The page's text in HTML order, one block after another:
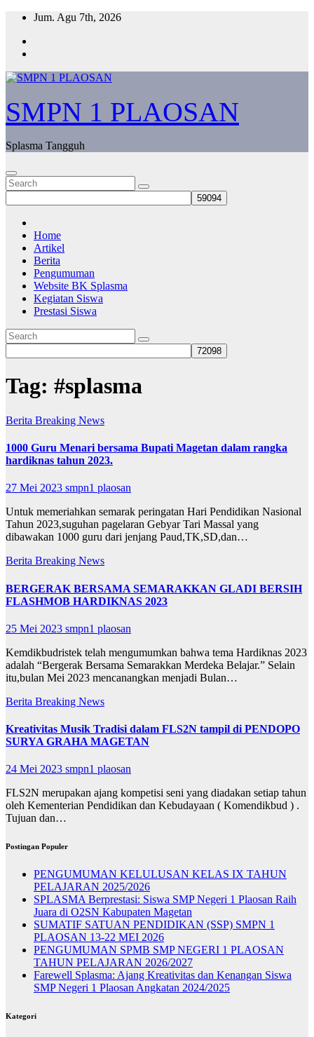
Skip
content
Jum. Agu 7th, 2026
SMPN 1 PLAOSAN
Splasma Tangguh
Home
Artikel
Berita
Pengumuman
Website BK Splasma
Kegiatan Siswa
Prestasi Siswa
Tag: #splasma
Berita Breaking News
1000 Guru Menari bersama Bupati Magetan dalam rangka
hardiknas tahun 2023.
27 Mei 2023 smpn1 plaosan
Untuk memeriahkan semarak peringatan Hari Pendidikan Nasional
Tahun 2023,suguhan pagelaran Gebyar Tari Massal yang
dibawakan 1000 guru dari jenjang Paud,TK,SD,dan…
Berita Breaking News
BERGERAK BERSAMA SEMARAKKAN GLADI BERSIH
FLASHMOB HARDIKNAS 2023
25 Mei 2023 smpn1 plaosan
Kemdikbudristek telah mengumumkan bahwa tema Hardiknas 2023
adalah “Bergerak Bersama Semarakkan Merdeka Belajar.” Selain
itu,bulan Mei 2023 mencanangkan menjadi Bulan…
Berita Breaking News
Kreativitas Musik Tradisi dalam FLS2N tampil di PENDOPO
SURYA GRAHA MAGETAN
24 Mei 2023 smpn1 plaosan
FLS2N merupakan ajang kompetisi seni yang diadakan setiap tahun
oleh Kementerian Pendidikan dan Kebudayaan ( Komendikbud ) .
Tujuan dan…
Postingan Populer
PENGUMUMAN KELULUSAN KELAS IX TAHUN
PELAJARAN 2025/2026
SPLASMA Berprestasi: Siswa SMP Negeri 1 Plaosan Raih
Juara di O2SN Kabupaten Magetan
SUMATIF SATUAN PENDIDIKAN (SSP) SMPN 1
PLAOSAN 13-22 MEI 2026
PENGUMUMAN SPMB SMP NEGERI 1 PLAOSAN
TAHUN PELAJARAN 2026/2027
Farewell Splasma: Ajang Kreativitas dan Kenangan Siswa
SMP Negeri 1 Plaosan Angkatan 2024/2025
Kategori